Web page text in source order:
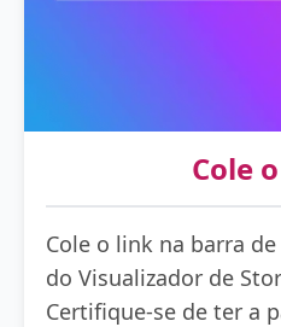
Cole
Cole o link na barra
do Visualizador de
Certifique-se de ter a